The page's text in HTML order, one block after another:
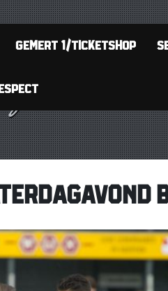
GEMERT 1/TICKETSHOP